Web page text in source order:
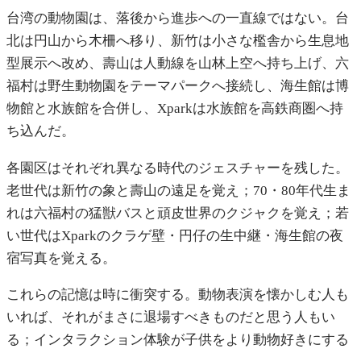
台湾の動物園は、落後から進歩への一直線ではない。台
北は円山から木柵へ移り、新竹は小さな檻舎から生息地
型展示へ改め、壽山は人動線を山林上空へ持ち上げ、六
福村は野生動物園をテーマパークへ接続し、海生館は博
物館と水族館を合併し、Xparkは水族館を高鉄商圏へ持
ち込んだ。
各園区はそれぞれ異なる時代のジェスチャーを残した。
老世代は新竹の象と壽山の遠足を覚え；70・80年代生ま
れは六福村の猛獣バスと頑皮世界のクジャクを覚え；若
い世代はXparkのクラゲ壁・円仔の生中継・海生館の夜
宿写真を覚える。
これらの記憶は時に衝突する。動物表演を懐かしむ人も
いれば、それがまさに退場すべきものだと思う人もい
る；インタラクション体験が子供をより動物好きにする